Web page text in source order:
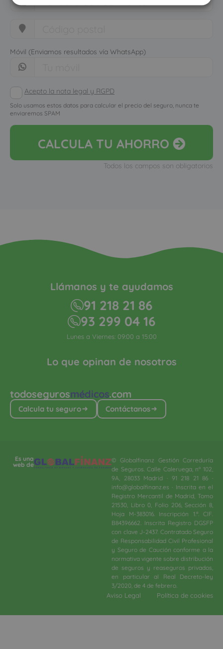
Móvil (Enviamos resultados vía WhatsApp)
Acepto la nota legal y RGPD
Solo usamos estos datos para calcular el precio del seguro, nunca te
enviaremos SPAM
CALCULA TU AHORRO
Todos los campos son obligatorios
todosegurosmédicos.com
Calcula tu seguro Contáctanos
Lo que opinan de nosotros
Llámanos y te ayudamos
91 218 21 86
93 299 04 16
Lunes a Viernes: 09:00 a 15:00
Es una
web de
© Globalfinanz Gestión Correduría
de Seguros. Calle Caleruega, nº 102,
9A, 28033 Madrid · 91 218 21 86 ·
info@globalfinanz.es · Inscrita en el
Registro Mercantil de Madrid, Tomo
21530, Libro 0, Folio 206, Sección 8,
Hoja M-383016. Inscripción 1.ª. CIF.
B84396662. Inscrita Registro DGSFP
con clave J-2437. Contratado Seguro
de Responsabilidad Civil Profesional
y Seguro de Caución conforme a la
normativa vigente sobre distribución
de seguros y reaseguros privados,
en particular al Real Decreto-ley
3/2020, de 4 de febrero.​
Aviso Legal Política de cookies